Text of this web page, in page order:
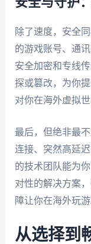
除了速度，安全
的游戏账号、通
安全加密和专线
探或篡改，为你
对你在海外虚拟
最后，但绝非最
连接、突然高延
的技术团队能为
对性的解决方案
障让你在海外玩
从选择到